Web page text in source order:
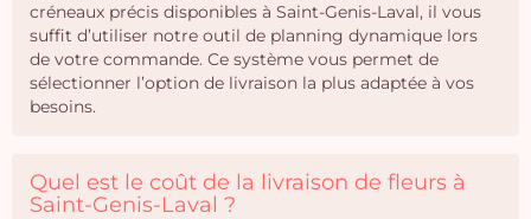
créneaux précis disponibles à Saint-Genis-Laval, il vous
suffit d’utiliser notre outil de planning dynamique lors
de votre commande. Ce système vous permet de
sélectionner l’option de livraison la plus adaptée à vos
besoins.
Quel est le coût de la livraison de fleurs à
Saint-Genis-Laval ?